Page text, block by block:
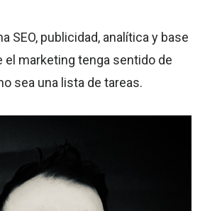
SEO, publicidad, analítica y base
el marketing tenga sentido de
sea una lista de tareas.